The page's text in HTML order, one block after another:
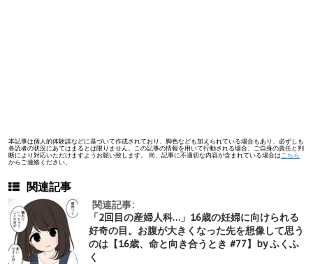
本記事は個人的体験談などに基づいて作成されており、脚色なども加えられている場合もあり、必ずしも
各読者の状況にあてはまるとは限りません。この記事の情報を用いて行動される場合、ご自身の責任と判
断により対応いただけますようお願い致します。 尚、記事に不適切な内容が含まれている場合は こちら
からご連絡ください。
関連記事
関連記事:
「2回目の産婦人科…」16歳の妊婦に向けられる
好奇の目。お腹が大きくなった先を想像して思う
のは【16歳、命と向き合うとき #77】by ふくふ
く